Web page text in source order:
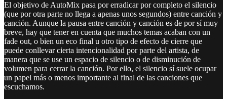
El objetivo de AutoMix pasa por erradicar por completo el silencio
(que por otra parte no llega a apenas unos segundos) entre canción y
canción. Aunque la pausa entre canción y canción es de por sí muy
breve, hay que tener en cuenta que muchos temas acaban con un
fade out, o bien un eco final u otro tipo de efecto de cierre que
puede conllevar cierta intencionalidad por parte del artista, de
manera que se use un espacio de silencio o de disminución de
volumen para cerrar la canción. Por ello, el silencio sí suele ocupar
un papel más o menos importante al final de las canciones que
escuchamos.